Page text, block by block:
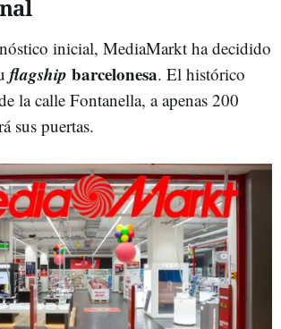
inicial, MediaMarkt ha decidido
flagship barcelonesa. El histórico
la calle Fontanella, a apenas 200
sus puertas.